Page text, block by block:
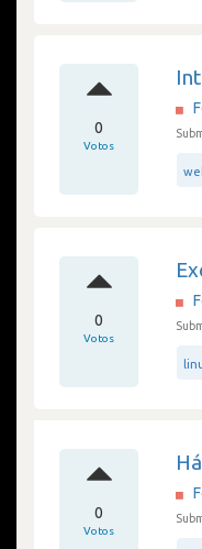
0
Votos
0
Votos
0
Votos